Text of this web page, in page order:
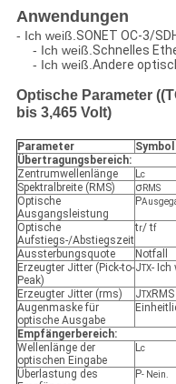
Anwendungen
- Ich weiß.SONET OC-3/
- Ich weiß.Schnelles
- Ich weiß.Andere
Optische Parameter
bis 3,465 Volt)
Parameter Symbol
Übertragungsbereich:
Zentrumwellenlänge
Lc
Spektralbreite (RMS)
σRMS
Optische
Ausgangsleistung
P
Optische
Aufstiegs-/Abstiegszeit
tr/ tf
Aussterbungsquote Notfall
Erzeugter Jitter (Pick-to-
Peak)
J TX- Ich
Erzeugter Jitter (rms) J TXRMS
Augenmaske für
optische Ausgabe
Empfängerbereich:
Wellenlänge der
optischen Eingabe
Lc
Überlastung des
P- Nein.